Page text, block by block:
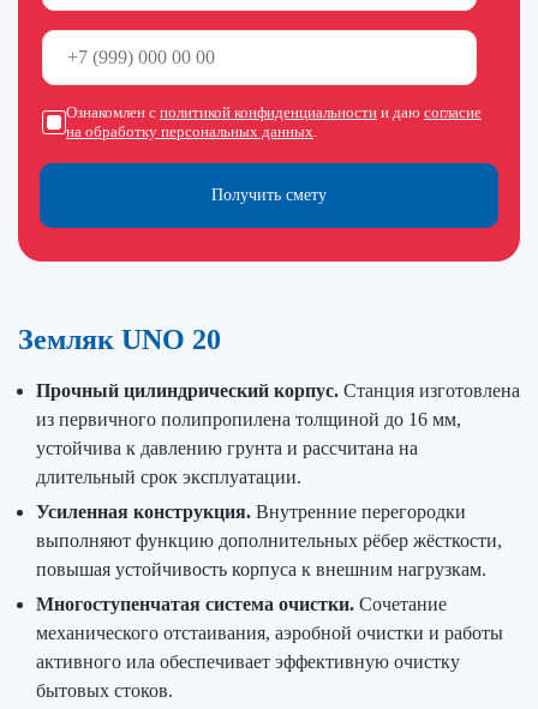
Получить смету
Ознакомлен с политикой конфиденциальности и даю согласие
на обработку персональных данных.
Земляк UNO 20
Прочный цилиндрический корпус. Станция изготовлена
из первичного полипропилена толщиной до 16 мм,
устойчива к давлению грунта и рассчитана на
длительный срок эксплуатации.
Усиленная конструкция. Внутренние перегородки
выполняют функцию дополнительных рёбер жёсткости,
повышая устойчивость корпуса к внешним нагрузкам.
Многоступенчатая система очистки. Сочетание
механического отстаивания, аэробной очистки и работы
активного ила обеспечивает эффективную очистку
бытовых стоков.